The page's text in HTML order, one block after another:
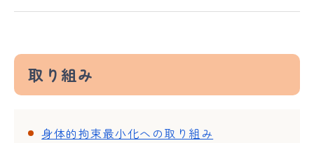
取り組み
身体的拘束最小化への取り組み